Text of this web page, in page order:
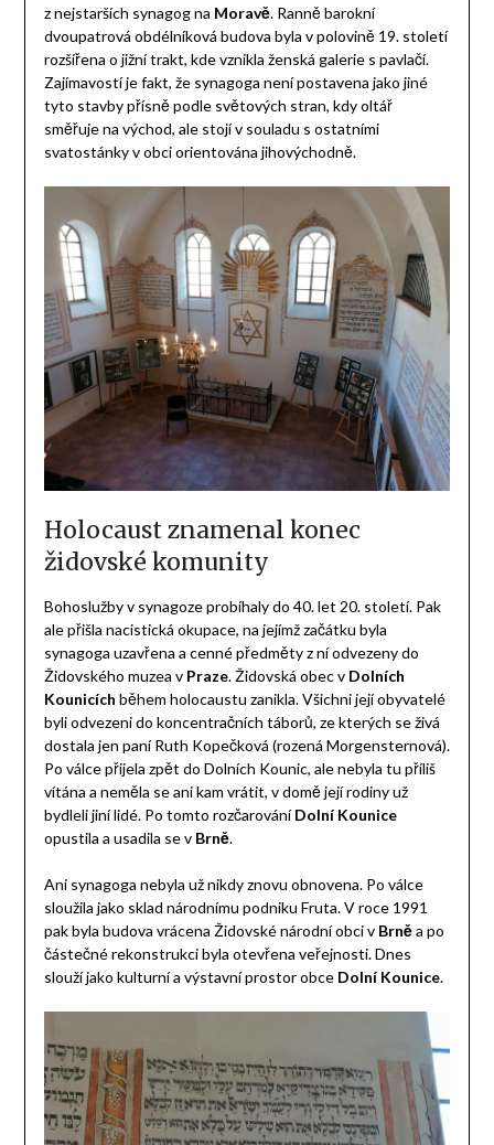
z nejstarších synagog na Moravě. Ranně barokní
dvoupatrová obdélníková budova byla v polovině 19. století
rozšířena o jižní trakt, kde vznikla ženská galerie s pavlačí.
Zajímavostí je fakt, že synagoga není postavena jako jiné
tyto stavby přísně podle světových stran, kdy oltář
směřuje na východ, ale stojí v souladu s ostatními
svatostánky v obci orientována jihovýchodně.
Holocaust znamenal konec
židovské komunity
Bohoslužby v synagoze probíhaly do 40. let 20. století. Pak
ale přišla nacistická okupace, na jejímž začátku byla
synagoga uzavřena a cenné předměty z ní odvezeny do
Židovského muzea v Praze. Židovská obec v Dolních
Kounicích během holocaustu zanikla. Všichni její obyvatelé
byli odvezeni do koncentračních táborů, ze kterých se živá
dostala jen paní Ruth Kopečková (rozená Morgensternová).
Po válce přijela zpět do Dolních Kounic, ale nebyla tu příliš
vítána a neměla se ani kam vrátit, v domě její rodiny už
bydleli jiní lidé. Po tomto rozčarováníDolní Kounice
opustila a usadila se v Brně.
Ani synagoga nebyla už nikdy znovu obnovena. Po válce
sloužila jako sklad národnímu podniku Fruta. V roce 1991
pak byla budova vrácena Židovské národní obci v Brněa po
částečné rekonstrukci byla otevřena veřejnosti. Dnes
slouží jako kulturní a výstavní prostor obce Dolní Kounice.